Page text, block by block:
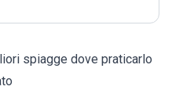
spiagge dove praticarlo